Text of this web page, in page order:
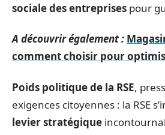
sociale des entreprises pour
A découvrir également :
comment choisir pour
Poids politique de la RSE,
exigences citoyennes : la RSE
levier stratégique